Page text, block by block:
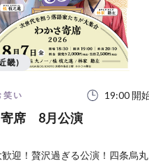
笑い 19:00 開
寄席 8月公演
迎！贅沢過ぎる公演！四条烏丸
畿)